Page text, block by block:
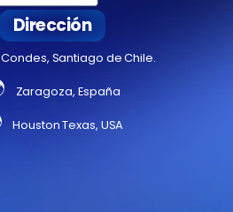
Dirección
Santiago de Chile.
Zaragoza, España
Houston Texas, USA